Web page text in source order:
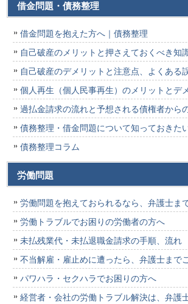
借金問題・債務整理
借金問題を抱えた方へ｜債務整理
自己破産のメリットと押さえておくべき知
自己破産のデメリットと注意点、よくある
個人再生（個人民事再生）のメリットとデ
過払金請求の流れと予想される債権者から
債務整理・借金問題について知っておきた
債務整理コラム
労働問題
労働問題を抱えておられるなら、弁護士ま
労働トラブルでお困りの労働者の方へ
未払残業代・未払退職金請求の手順、流れ
不当解雇・雇止めに遭ったら、弁護士まで
パワハラ・セクハラでお困りの方へ
経営者・会社の労働トラブル解決は、弁護